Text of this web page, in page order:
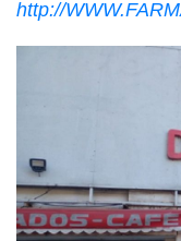
http://